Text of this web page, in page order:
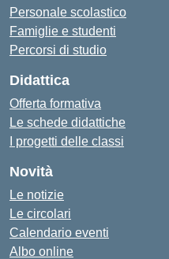
Personale scolastico
Famiglie e studenti
Percorsi di studio
Didattica
Offerta formativa
Le schede didattiche
I progetti delle classi
Novità
Le notizie
Le circolari
Calendario eventi
Albo online